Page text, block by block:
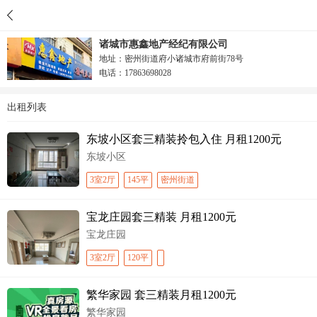
诸城市惠鑫地产经纪有限公司
地址：密州街道府小诸城市府前街78号
电话：17863698028
出租列表
东坡小区套三精装拎包入住 月租1200元
东坡小区
3室2厅 145平 密州街道
宝龙庄园套三精装 月租1200元
宝龙庄园
3室2厅 120平
繁华家园 套三精装月租1200元
繁华家园